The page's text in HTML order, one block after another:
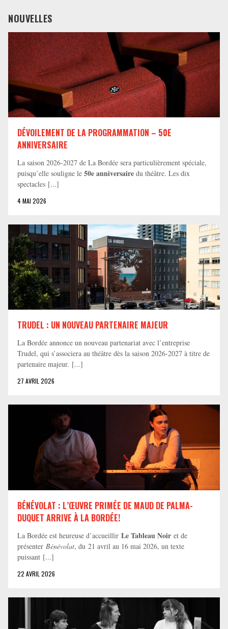
NOUVELLES
DÉVOILEMENT DE LA PROGRAMMATION – 50E
ANNIVERSAIRE
La saison 2026-2027 de La Bordée sera particulièrement spéciale,
puisqu’elle souligne le 50e anniversaire du théâtre. Les dix
spectacles [...]
4 MAI 2026
TRUDEL : UN NOUVEAU PARTENAIRE MAJEUR
La Bordée annonce un nouveau partenariat avec l’entreprise
Trudel, qui s’associera au théâtre dès la saison 2026-2027 à titre de
partenaire majeur. [...]
27 AVRIL 2026
BÉNÉVOLAT : L’ŒUVRE PRIMÉE DE MAUD DE PALMA-
DUQUET ARRIVE À LA BORDÉE!
La Bordée est heureuse d’accueillir Le Tableau Noir et de
présenter Bénévolat, du 21 avril au 16 mai 2026, un texte
puissant [...]
22 AVRIL 2026